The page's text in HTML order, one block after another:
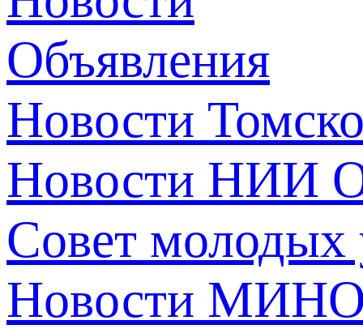
Объявления
Новости
Новости НИИ
Совет молодых
Новости